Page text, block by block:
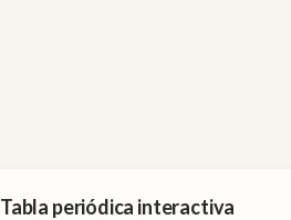
Tabla periódica interactiva